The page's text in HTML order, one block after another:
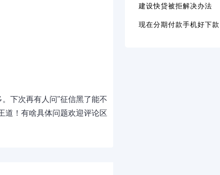
下次再有人问"征信黑了能不
道！有啥具体问题欢迎评论区
建设快贷被拒解决办法
现在分期付款手机好下款